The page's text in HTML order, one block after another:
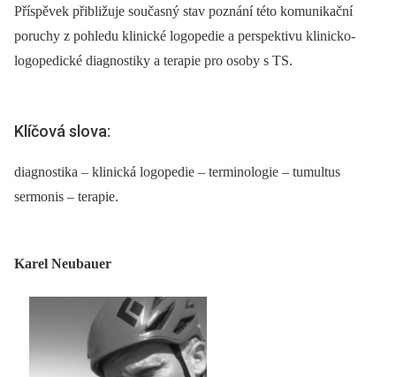
Příspěvek přibližuje současný stav poznání této komunikační
poruchy z pohledu klinické logopedie a perspektivu klinicko-
logopedické diagnostiky a terapie pro osoby s TS.
Klíčová slova:
diagnostika – klinická logopedie – terminologie – tumultus
sermonis – terapie.
Karel Neubauer